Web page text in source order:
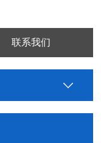
联系我们